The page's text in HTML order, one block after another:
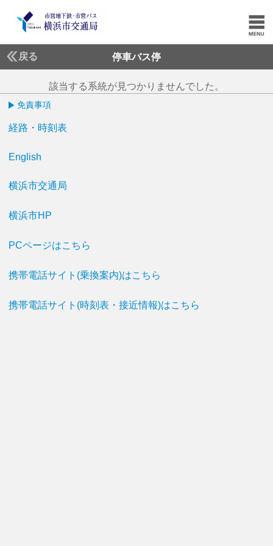
戻る 停車バス停
該当する系統が見つかりませんでした。
免責事項
経路・時刻表
English
横浜市交通局
横浜市HP
PCページはこちら
携帯電話サイト(乗換案内)はこちら
携帯電話サイト(時刻表・接近情報)はこちら